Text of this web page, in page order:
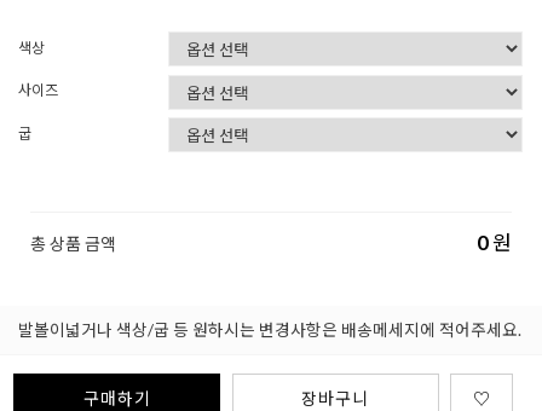
색상
사이즈
굽
총 상품 금액 0원
발볼이넓거나 색상/굽 등 원하시는 변경사항은 배송메세지에 적어주세요.
구매하기 장바구니 ♡